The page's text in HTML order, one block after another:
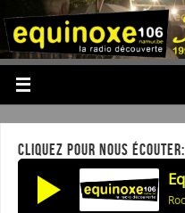
CLIQUEZ POUR NOUS ÉCOUTER: